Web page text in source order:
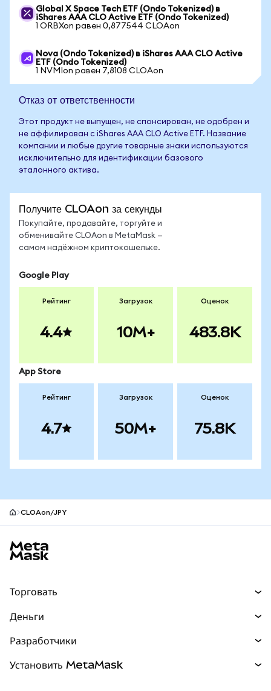
Global X Space Tech ETF (Ondo Tokenized) в
iShares AAA CLO Active ETF (Ondo Tokenized)
1 ORBXon равен 0,877544 CLOAon
Nova (Ondo Tokenized) в iShares AAA CLO Active
ETF (Ondo Tokenized)
1 NVMIon равен 7,8108 CLOAon
Отказ от ответственности
Этот продукт не выпущен, не спонсирован, не одобрен и
не аффилирован с iShares AAA CLO Active ETF. Название
компании и любые другие товарные знаки используются
исключительно для идентификации базового
эталонного актива.
Получите CLOAon за секунды
Покупайте, продавайте, торгуйте и
обменивайте CLOAon в MetaMask —
самом надёжном криптокошельке.
Google Play
Рейтинг
4.4
Загрузок
10M+
Оценок
483.8K
App Store
Рейтинг
4.7
Загрузок
50M+
Оценок
75.8K
CLOAon/JPY
Торговать
Прогнозы
Перпы НОВИНКА
Деньги
mUSD
Разработчики
Установить MetaMask